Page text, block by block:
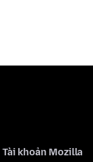
Tài khoản Mozilla